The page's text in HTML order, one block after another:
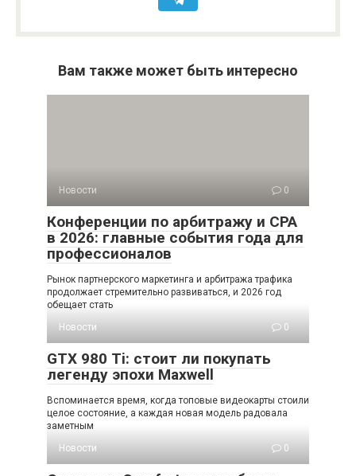
Вам также может быть интересно
Новости 0
Конференции по арбитражу и CPA
в 2026: главные события года для
профессионалов
Рынок партнерского маркетинга и арбитража трафика
продолжает стремительно развиваться, и 2026 год
обещает стать
Новости
0
GTX 980 Ti: стоит ли покупать
легенду эпохи Maxwell
Вспоминается время, когда топовые видеокарты стоили
целое состояние, а каждая новая модель радовала
заметным
Новости
0